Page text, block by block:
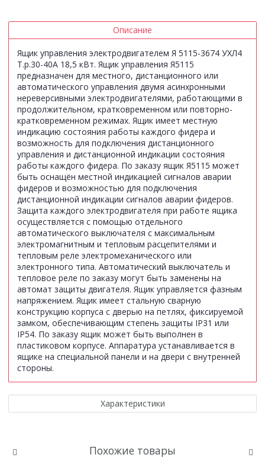
Описание
Ящик управления электродвигателем Я 5115-3674 УХЛ4
Т.р.30-40А 18,5 кВт. Ящик управления Я5115
предназначен для местного, дистанционного или
автоматического управления двумя асинхронными
нереверсивными электродвигателями, работающими в
продолжительном, кратковременном или повторно-
кратковременном режимах. Ящик имеет местную
индикацию состояния работы каждого фидера и
возможность для подключения дистанционного
управления и дистанционной индикации состояния
работы каждого фидера. По заказу ящик Я5115 может
быть оснащён местной индикацией сигналов аварии
фидеров и возможностью для подключения
дистанционной индикации сигналов аварии фидеров.
Защита каждого электродвигателя при работе ящика
осуществляется с помощью отдельного
автоматического выключателя с максимальным
электромагнитным и тепловым расцепителями и
тепловым реле электромеханического или
электронного типа. Автоматический выключатель и
тепловое реле по заказу могут быть заменены на
автомат защиты двигателя. Ящик управляется фазным
напряжением. Ящик имеет стальную сварную
конструкцию корпуса с дверью на петлях, фиксируемой
замком, обеспечивающим степень защиты IР31 или
IP54. По заказу ящик может быть выполнен в
пластиковом корпусе. Аппаратура устанавливается в
ящике на специальной панели и на двери с внутренней
стороны.
Характеристики
Похожие товары